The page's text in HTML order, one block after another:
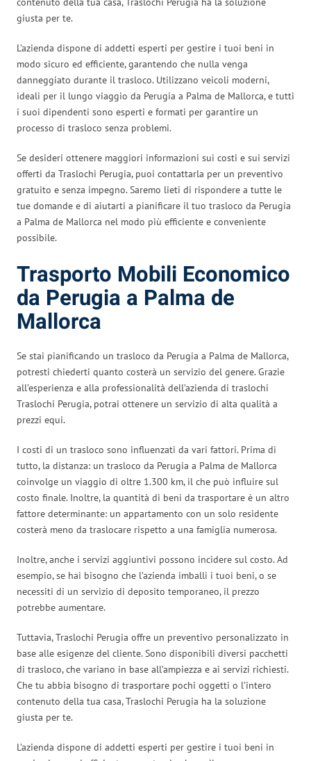
giusta per te.
L’azienda dispone di addetti esperti per gestire i tuoi beni in
modo sicuro ed efficiente, garantendo che nulla venga
danneggiato durante il trasloco. Utilizzano veicoli moderni,
ideali per il lungo viaggio da Perugia a Palma de Mallorca, e tutti
i suoi dipendenti sono esperti e formati per garantire un
processo di trasloco senza problemi.
Se desideri ottenere maggiori informazioni sui costi e sui servizi
offerti da Traslochi Perugia, puoi contattarla per un preventivo
gratuito e senza impegno. Saremo lieti di rispondere a tutte le
tue domande e di aiutarti a pianificare il tuo trasloco da Perugia
a Palma de Mallorca nel modo più efficiente e conveniente
possibile.
Trasporto Mobili Economico
da Perugia a Palma de
Mallorca
Se stai pianificando un trasloco da Perugia a Palma de Mallorca,
potresti chiederti quanto costerà un servizio del genere. Grazie
all’esperienza e alla professionalità dell’azienda di traslochi
Traslochi Perugia, potrai ottenere un servizio di alta qualità a
prezzi equi.
I costi di un trasloco sono influenzati da vari fattori. Prima di
tutto, la distanza: un trasloco da Perugia a Palma de Mallorca
coinvolge un viaggio di oltre 1.300 km, il che può influire sul
costo finale. Inoltre, la quantità di beni da trasportare è un altro
fattore determinante: un appartamento con un solo residente
costerà meno da traslocare rispetto a una famiglia numerosa.
Inoltre, anche i servizi aggiuntivi possono incidere sul costo. Ad
esempio, se hai bisogno che l’azienda imballi i tuoi beni, o se
necessiti di un servizio di deposito temporaneo, il prezzo
potrebbe aumentare.
Tuttavia, Traslochi Perugia offre un preventivo personalizzato in
base alle esigenze del cliente. Sono disponibili diversi pacchetti
di trasloco, che variano in base all’ampiezza e ai servizi richiesti.
Che tu abbia bisogno di trasportare pochi oggetti o l’intero
contenuto della tua casa, Traslochi Perugia ha la soluzione
giusta per te.
L’azienda dispone di addetti esperti per gestire i tuoi beni in